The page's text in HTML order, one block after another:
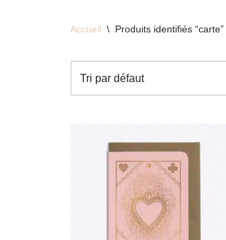
Accueil \ Produits identifiés “carte”